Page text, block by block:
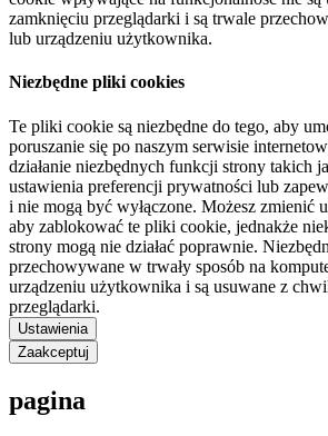
zamknięciu przeglądarki i są trwale
lub urządzeniu użytkownika.
Niezbędne pliki cookies
Te pliki cookie są niezbędne do tego, aby
poruszanie się po naszym serwisie
działanie niezbędnych funkcji strony takich
ustawienia preferencji prywatności lub
i nie mogą być wyłączone. Możesz zmienić
aby zablokować te pliki cookie, jednakże
strony mogą nie działać poprawnie.
przechowywane w trwały sposób na
urządzeniu użytkownika i są usuwane z
przeglądarki.
Ustawienia
Zaakceptuj
pagina